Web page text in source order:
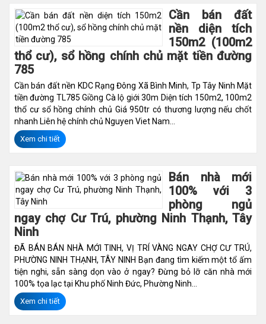
Cần bán đất
nền diện tích
150m2 (100m2
thổ cư), sổ hồng chính chủ mặt tiền đường
785
Cần bán đất nền KDC Rạng Đông Xã Bình Minh, Tp Tây Ninh Mặt
tiền đường TL785 Giồng Cà lộ giới 30m Diện tích 150m2, 100m2
thổ cư sổ hồng chính chủ Giá 950tr có thương lượng nếu chốt
nhanh Liên hệ chính chủ Nguyen Viet Nam...
Xem chi tiết
Bán nhà mới
100% với 3
phòng ngủ
ngay chợ Cư Trú, phường Ninh Thạnh, Tây
Ninh
ĐÃ BÁN BÁN NHÀ MỚI TINH, VỊ TRÍ VÀNG NGAY CHỢ CƯ TRÚ,
PHƯỜNG NINH THẠNH, TÂY NINH Bạn đang tìm kiếm một tổ ấm
tiện nghi, sẵn sàng dọn vào ở ngay? Đừng bỏ lỡ căn nhà mới
100% tọa lạc tại Khu phố Ninh Đức, Phường Ninh...
Xem chi tiết